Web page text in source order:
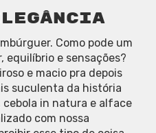
Como pode um
equilíbrio e sensações?
e macio pra depois
suculenta da história
cebola in natura e alface
com nossa